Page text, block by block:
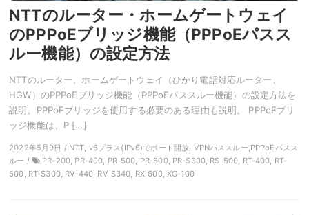
NTTのルーター・ホームゲートウェイ
のPPPoEブリッジ機能（PPPoEパスス
ルー機能）の設定方法
NTTのルーター、ホームゲートウェイ（ひかり電話対応ルーター、
HGW）のPPPoEブリッジ機能（PPPoEパススルー機能）の設定方法を
説明。PPPoEブリッジを使用する必要のある理由も説明。 PPPoEブリ
ッジ機能は、P […]
2022年5月9日 / NTT, v6プラス(IPv6)でポート開放, VPNパススルー,PPPoEパスス
ルー /
PR-200, PR-400, PR-500, PR-600, PR-S300, RS-500, RT-400, RT-
500, RT-S300, RV-440, RV-S340, RX-600, XG-100